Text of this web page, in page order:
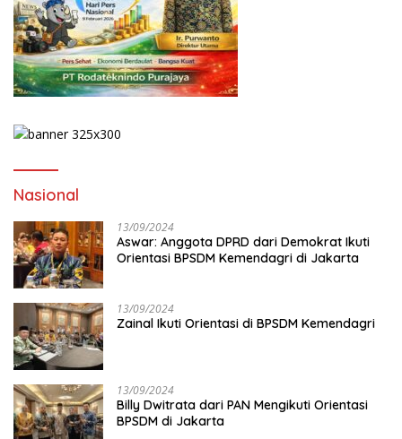
Nasional
13/09/2024
Aswar: Anggota DPRD dari Demokrat Ikuti
Orientasi BPSDM Kemendagri di Jakarta
13/09/2024
Zainal Ikuti Orientasi di BPSDM Kemendagri
13/09/2024
Billy Dwitrata dari PAN Mengikuti Orientasi
BPSDM di Jakarta